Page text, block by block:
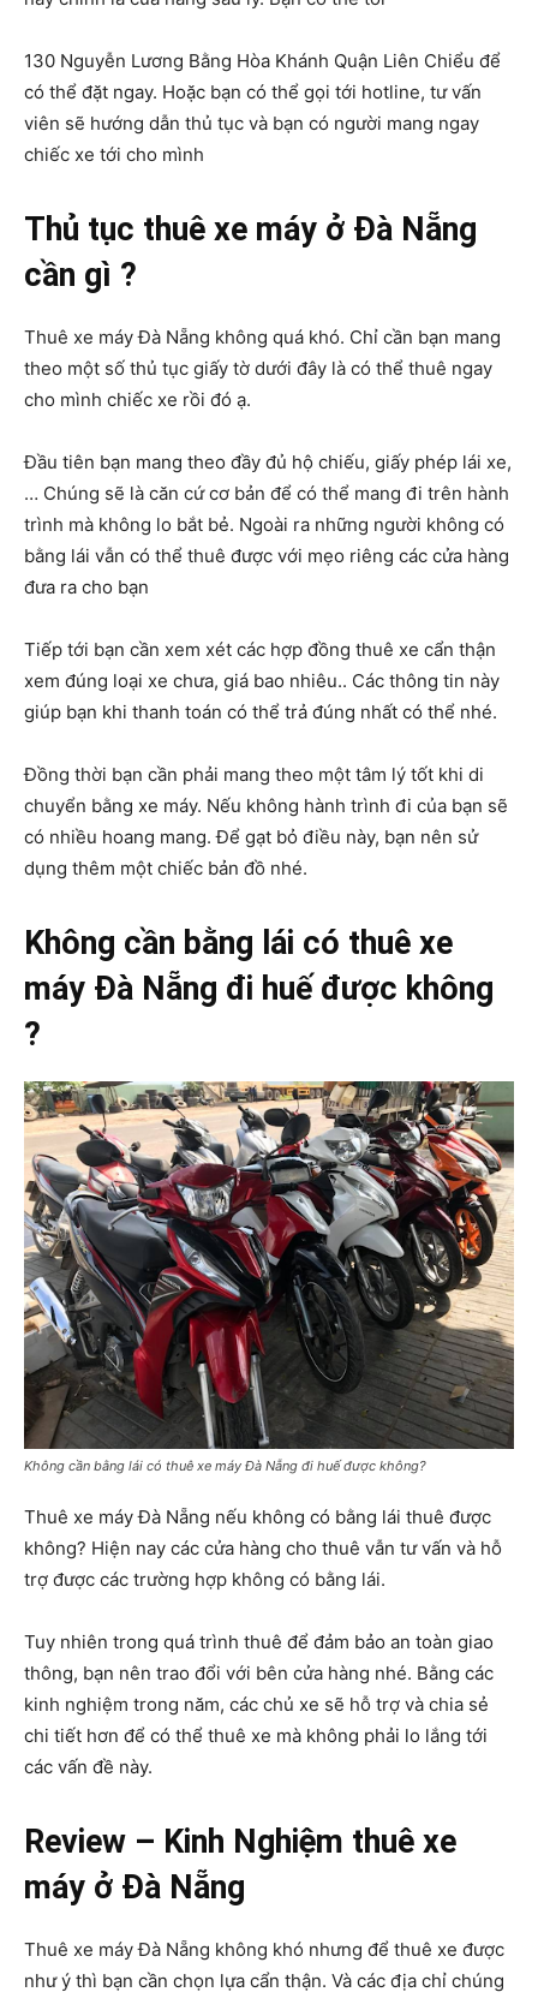
130 Nguyễn Lương Bằng Hòa Khánh Quận Liên Chiểu để
có thể đặt ngay. Hoặc bạn có thể gọi tới hotline, tư vấn
viên sẽ hướng dẫn thủ tục và bạn có người mang ngay
chiếc xe tới cho mình
Thủ tục thuê xe máy ở Đà Nẵng
cần gì ?
Thuê xe máy Đà Nẵng không quá khó. Chỉ cần bạn mang
theo một số thủ tục giấy tờ dưới đây là có thể thuê ngay
cho mình chiếc xe rồi đó ạ.
Đầu tiên bạn mang theo đầy đủ hộ chiếu, giấy phép lái xe,
… Chúng sẽ là căn cứ cơ bản để có thể mang đi trên hành
trình mà không lo bắt bẻ. Ngoài ra những người không có
bằng lái vẫn có thể thuê được với mẹo riêng các cửa hàng
đưa ra cho bạn
Tiếp tới bạn cần xem xét các hợp đồng thuê xe cẩn thận
xem đúng loại xe chưa, giá bao nhiêu.. Các thông tin này
giúp bạn khi thanh toán có thể trả đúng nhất có thể nhé.
Đồng thời bạn cần phải mang theo một tâm lý tốt khi di
chuyển bằng xe máy. Nếu không hành trình đi của bạn sẽ
có nhiều hoang mang. Để gạt bỏ điều này, bạn nên sử
dụng thêm một chiếc bản đồ nhé.
Không cần bằng lái có thuê xe
máy Đà Nẵng đi huế được không
?
Không cần bằng lái có thuê xe máy Đà Nẵng đi huế được không?
Thuê xe máy Đà Nẵng nếu không có bằng lái thuê được
không? Hiện nay các cửa hàng cho thuê vẫn tư vấn và hỗ
trợ được các trường hợp không có bằng lái.
Tuy nhiên trong quá trình thuê để đảm bảo an toàn giao
thông, bạn nên trao đổi với bên cửa hàng nhé. Bằng các
kinh nghiệm trong năm, các chủ xe sẽ hỗ trợ và chia sẻ
chi tiết hơn để có thể thuê xe mà không phải lo lắng tới
các vấn đề này.
Review – Kinh Nghiệm thuê xe
máy ở Đà Nẵng
Thuê xe máy Đà Nẵng không khó nhưng để thuê xe được
như ý thì bạn cần chọn lựa cẩn thận. Và các địa chỉ chúng